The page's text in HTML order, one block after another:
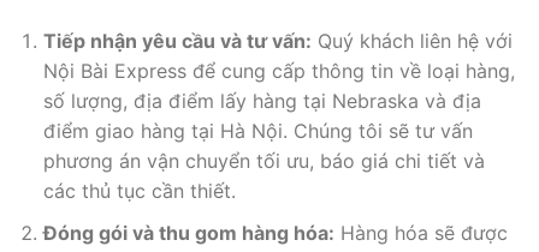
Tiếp nhận yêu cầu và tư vấn: Quý khách liên hệ với
Nội Bài Express để cung cấp thông tin về loại hàng,
số lượng, địa điểm lấy hàng tại Nebraska và địa
điểm giao hàng tại Hà Nội. Chúng tôi sẽ tư vấn
phương án vận chuyển tối ưu, báo giá chi tiết và
các thủ tục cần thiết.
Đóng gói và thu gom hàng hóa: Hàng hóa sẽ được